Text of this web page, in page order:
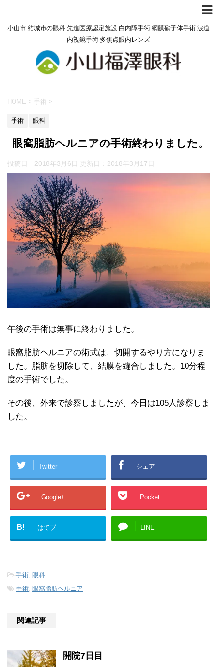
小山市 結城市の眼科 先進医療認定施設 白内障手術 網膜硝子体手術 涙道
内視鏡手術 多焦点眼内レンズ
HOME > 手術 >
手術 眼科
眼窩脂肪ヘルニアの手術終わりました。
投稿日：2018年3月6日 更新日： 2018年3月17日
午後の手術は無事に終わりました。
眼窩脂肪ヘルニアの術式は、切開するやり方になりま
した。脂肪を切除して、結膜を縫合しました。10分程
度の手術でした。
その後、外来で診察しましたが、今日は105人診察しま
した。
Twitter シェア
Google+ Pocket
B! はてブ LINE
-手術 眼科
-手術 眼窩脂肪ヘルニア
関連記事
開院7日目